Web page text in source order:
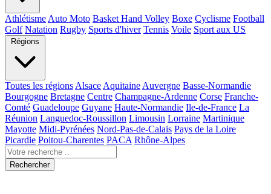
Athlétisme Auto Moto Basket Hand Volley Boxe Cyclisme Football
Golf Natation Rugby Sports d'hiver Tennis Voile Sport aux US
Régions
Toutes les régions Alsace Aquitaine Auvergne Basse-Normandie
Bourgogne Bretagne Centre Champagne-Ardenne Corse Franche-
Comté Guadeloupe Guyane Haute-Normandie Ile-de-France La
Réunion Languedoc-Roussillon Limousin Lorraine Martinique
Mayotte Midi-Pyrénées Nord-Pas-de-Calais Pays de la Loire
Picardie Poitou-Charentes PACA Rhône-Alpes
Rechercher